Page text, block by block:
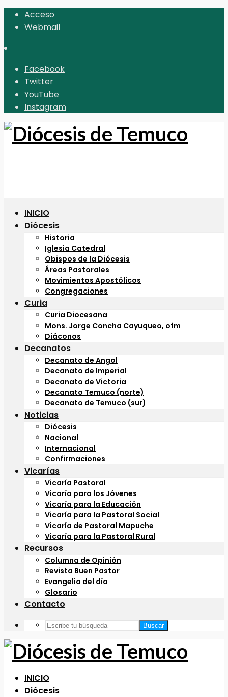
Acceso
Webmail
Facebook
Twitter
YouTube
Instagram
INICIO
Diócesis
Historia
Iglesia Catedral
Obispos de la Diócesis
Áreas Pastorales
Movimientos Apostólicos
Congregaciones
Curia
Curia Diocesana
Mons. Jorge Concha Cayuqueo, ofm
Diáconos
Decanatos
Decanato de Angol
Decanato de Imperial
Decanato de Victoria
Decanato Temuco (norte)
Decanato de Temuco (sur)
Noticias
Diócesis
Nacional
Internacional
Confirmaciones
Vicarías
Vicaría Pastoral
Vicaría para los Jóvenes
Vicaría para la Educación
Vicaría para la Pastoral Social
Vicaría de Pastoral Mapuche
Vicaría para la Pastoral Rural
Recursos
Columna de Opinión
Revista Buen Pastor
Evangelio del día
Glosario
Contacto
Buscar
INICIO
Diócesis